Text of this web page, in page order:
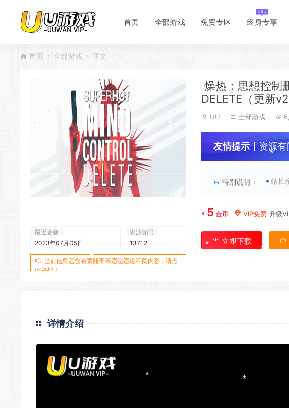
首页 全部游戏 免费专区 终身专享
首页 全部游戏 正文
最近更新
2023年07月05日
资源编号
13712
当前信息若含有黄赌毒等违法违规不良内容，请点
此举报！
燥热：思想控制
DELETE（更新
UU 全部游戏
友情提示丨资源
特别说明： 站长
¥ 5 金币 VIP免费 升级
立即下载
详情介绍
*
*
*
*
*